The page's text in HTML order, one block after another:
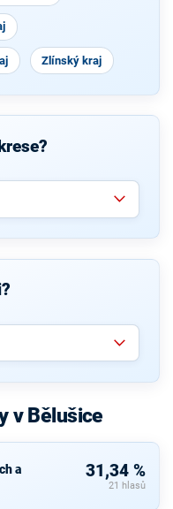
Zlínský kraj
v Bělušice
a
31,34 %
21 hlasů